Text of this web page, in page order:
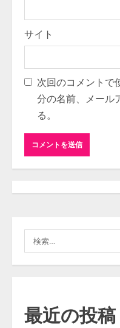
サイト
次回のコメントで
分の名前、メール
る。
索:
最近の投稿